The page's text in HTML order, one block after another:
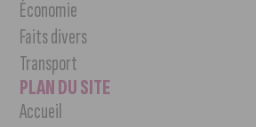
Économie
Faits divers
Transport
PLAN DU SITE
Accueil